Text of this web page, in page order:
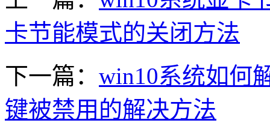
卡节能模式的关闭方法
下一篇： win10系统如何
键被禁用的解决方法